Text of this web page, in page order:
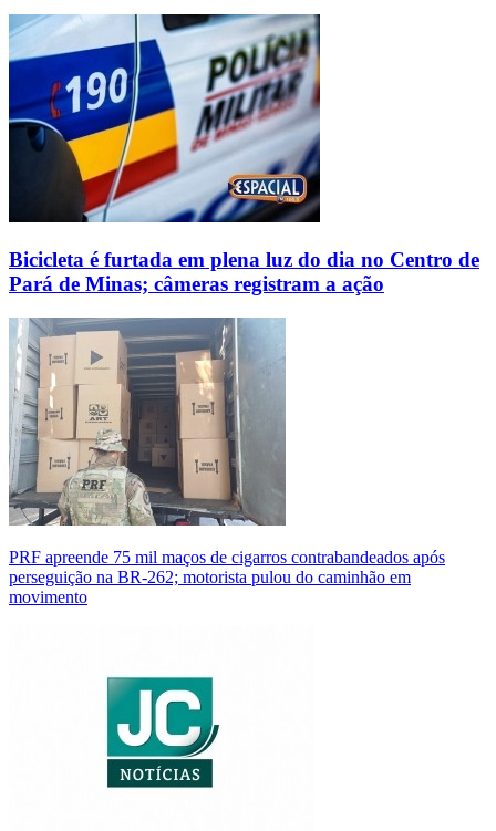
Bicicleta é furtada em plena luz do dia no Centro de
Pará de Minas; câmeras registram a ação
PRF apreende 75 mil maços de cigarros contrabandeados após
perseguição na BR-262; motorista pulou do caminhão em
movimento